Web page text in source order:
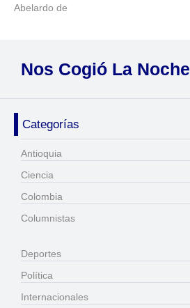
Abelardo de
Nos Cogió La Noche
Categorías
Antioquia
Ciencia
Colombia
Columnistas
Deportes
Política
Internacionales